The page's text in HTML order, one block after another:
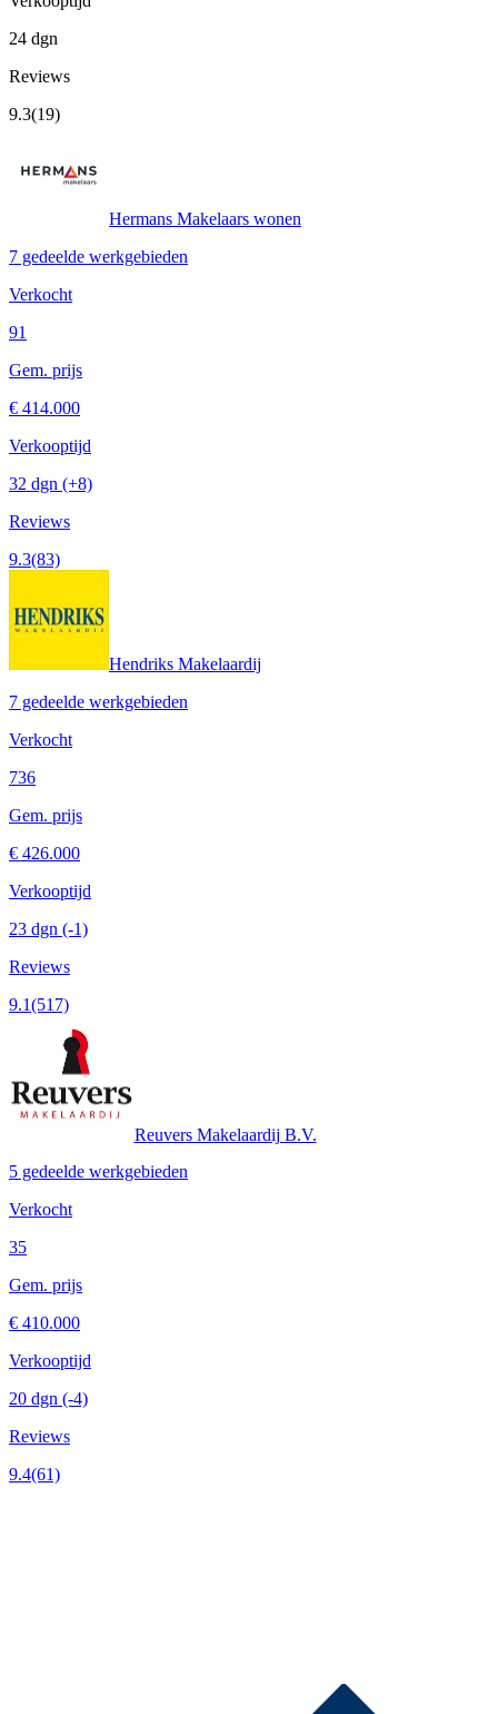
24 dgn
Reviews
9.3(19)
Hermans Makelaars wonen
7 gedeelde werkgebieden
Verkocht
91
Gem. prijs
€ 414.000
Verkooptijd
32 dgn (+8)
Reviews
9.3(83)
Hendriks Makelaardij
7 gedeelde werkgebieden
Verkocht
736
Gem. prijs
€ 426.000
Verkooptijd
23 dgn (-1)
Reviews
9.1(517)
Reuvers Makelaardij B.V.
5 gedeelde werkgebieden
Verkocht
35
Gem. prijs
€ 410.000
Verkooptijd
20 dgn (-4)
Reviews
9.4(61)